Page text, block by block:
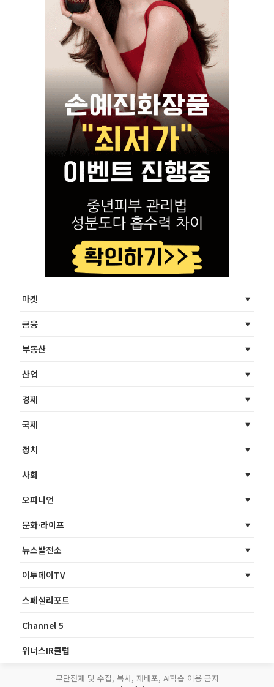
마켓
금융
부동산
산업
경제
국제
정치
사회
오피니언
문화·라이프
뉴스발전소
이투데이TV
스페셜리포트
Channel 5
위너스IR클럽
무단전재 및 수집, 복사, 재배포, AI학습 이용 금지